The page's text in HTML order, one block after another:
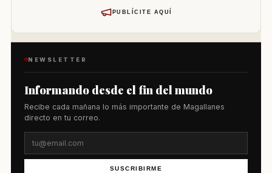
PUBLÍCITE AQUÍ
NEWSLETTER
Informando desde el fin del mundo
Recibe cada mañana lo más importante de Magallanes
directo en tu correo.
SUSCRIBIRME